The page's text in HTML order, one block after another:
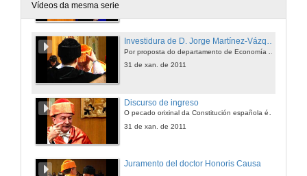
Vídeos da mesma serie
Investidura de D. Jorge Martínez-Vázquez como doutor Honoris Causa da Universidade de Vigo
31 de xan. de 2011
Discurso de ingreso
O pecado orixinal da Constitución española é o réxime foral
31 de xan. de 2011
Juramento del doctor Honoris Causa